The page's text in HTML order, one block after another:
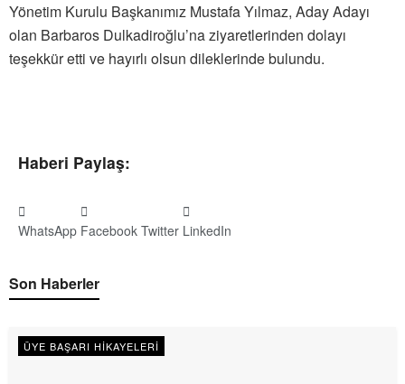
Yönetim Kurulu Başkanımız Mustafa Yılmaz, Aday Adayı
olan Barbaros Dulkadiroğlu’na ziyaretlerinden dolayı
teşekkür etti ve hayırlı olsun dileklerinde bulundu.
Haberi Paylaş:
WhatsApp Facebook Twitter LinkedIn
Son Haberler
ÜYE BAŞARI HIKAYELERI